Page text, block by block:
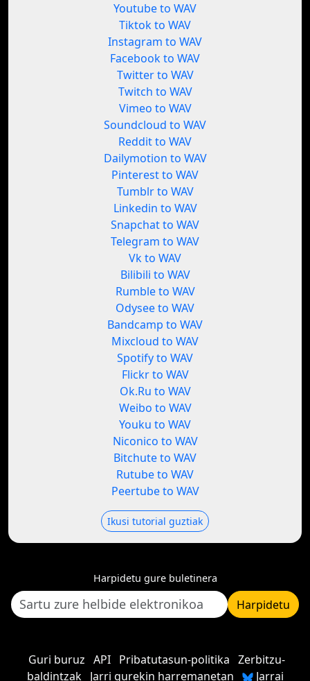
Youtube to WAV
Tiktok to WAV
Instagram to WAV
Facebook to WAV
Twitter to WAV
Twitch to WAV
Vimeo to WAV
Soundcloud to WAV
Reddit to WAV
Dailymotion to WAV
Pinterest to WAV
Tumblr to WAV
Linkedin to WAV
Snapchat to WAV
Telegram to WAV
Vk to WAV
Bilibili to WAV
Rumble to WAV
Odysee to WAV
Bandcamp to WAV
Mixcloud to WAV
Spotify to WAV
Flickr to WAV
Ok.Ru to WAV
Weibo to WAV
Youku to WAV
Niconico to WAV
Bitchute to WAV
Rutube to WAV
Peertube to WAV
Ikusi tutorial guztiak
Harpidetu gure buletinera
Harpidetu
Guri buruz API Pribatutasun-politika Zerbitzu-
baldintzak
Jarri gurekin harremanetan Jarrai